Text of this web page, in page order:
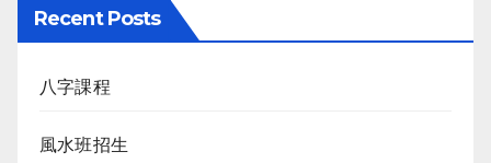
Recent Posts
八字課程
風水班招生